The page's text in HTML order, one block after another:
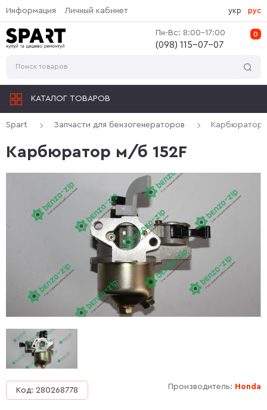
Информация Личный кабинет
0
Пн-Вс: 8:00-17:00
(‎098) 115-07-07
укр рус
КАТАЛОГ ТОВАРОВ
Spart Запчасти для бензогенераторов Карбюратор
Карбюратор м/б 152F
Производитель: Honda
Код: 280268778